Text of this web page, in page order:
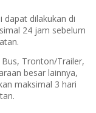
dapat dilakukan di
24 jam sebelum
Tronton/Trailer,
besar lainnya,
maksimal 3 hari